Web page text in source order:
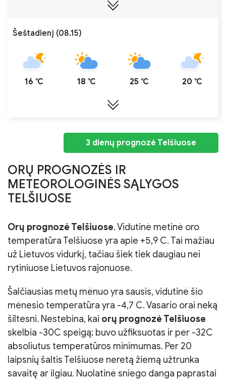
Šeštadienį (08.15)
16 ℃ 18 ℃ 25 ℃ 20 ℃
3 dienų prognozė Telšiuose
ORŲ PROGNOZĖS IR
METEOROLOGINĖS SĄLYGOS
TELŠIUOSE
Orų prognozė Telšiuose. Vidutinė metinė oro
temperatūra Telšiuose yra apie +5,9 C. Tai mažiau
už Lietuvos vidurkį, tačiau šiek tiek daugiau nei
rytiniuose Lietuvos rajonuose.
Šalčiausias metų mėnuo yra sausis, vidutinė šio
mėnesio temperatūra yra -4,7 C. Vasario orai neką
šiltesni. Nestebina, kai orų prognozė Telšiuose
skelbia -30C speigą; buvo užfiksuotas ir per -32C
absoliutus temperatūros minimumas. Per 20
laipsnių šaltis Telšiuose neretą žiemą užtrunka
savaitę ar ilgiau. Nuolatinė sniego danga paprastai